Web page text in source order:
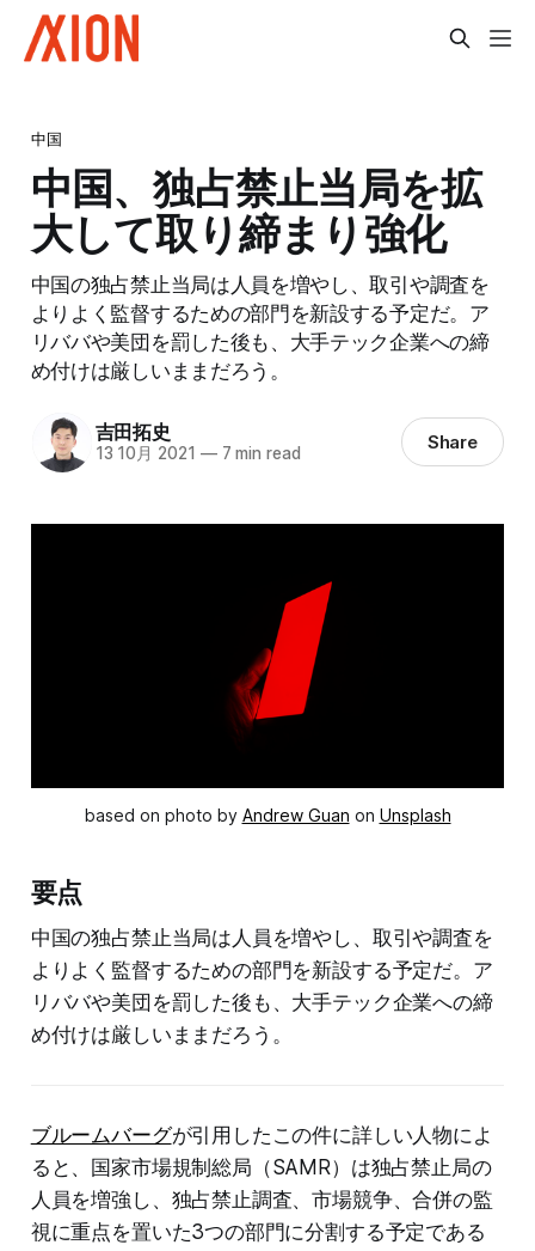
中国
中国、独占禁止当局を拡
大して取り締まり強化
中国の独占禁止当局は人員を増やし、取引や調査を
よりよく監督するための部門を新設する予定だ。ア
リババや美団を罰した後も、大手テック企業への締
め付けは厳しいままだろう。
吉田拓史
13 10月 2021 —7 min read Share
based on photo by Andrew Guan on Unsplash
要点
中国の独占禁止当局は人員を増やし、取引や調査を
よりよく監督するための部門を新設する予定だ。ア
リババや美団を罰した後も、大手テック企業への締
め付けは厳しいままだろう。
ブルームバーグが引用したこの件に詳しい人物によ
ると、国家市場規制総局（SAMR）は独占禁止局の
人員を増強し、独占禁止調査、市場競争、合併の監
視に重点を置いた3つの部門に分割する予定である